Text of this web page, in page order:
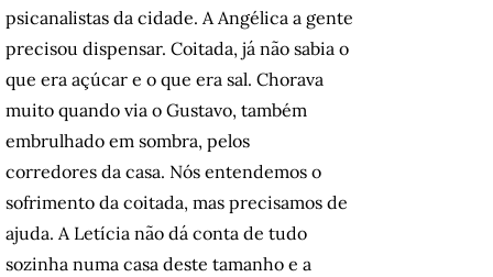
psicanalistas da cidade. A Angélica a gente
precisou dispensar. Coitada, já não sabia o
que era açúcar e o que era sal. Chorava
muito quando via o Gustavo, também
embrulhado em sombra, pelos
corredores da casa. Nós entendemos o
sofrimento da coitada, mas precisamos de
ajuda. A Letícia não dá conta de tudo
sozinha numa casa deste tamanho e a